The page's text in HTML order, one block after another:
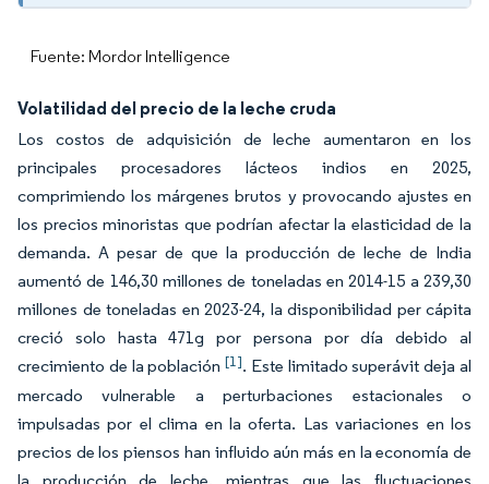
Fuente: Mordor Intelligence
Volatilidad del precio de la leche cruda
Los costos de adquisición de leche aumentaron en los
principales procesadores lácteos indios en 2025,
comprimiendo los márgenes brutos y provocando ajustes en
los precios minoristas que podrían afectar la elasticidad de la
demanda. A pesar de que la producción de leche de India
aumentó de 146,30 millones de toneladas en 2014-15 a 239,30
millones de toneladas en 2023-24, la disponibilidad per cápita
creció solo hasta 471g por persona por día debido al
crecimiento de la población[1]. Este limitado superávit deja al
mercado vulnerable a perturbaciones estacionales o
impulsadas por el clima en la oferta. Las variaciones en los
precios de los piensos han influido aún más en la economía de